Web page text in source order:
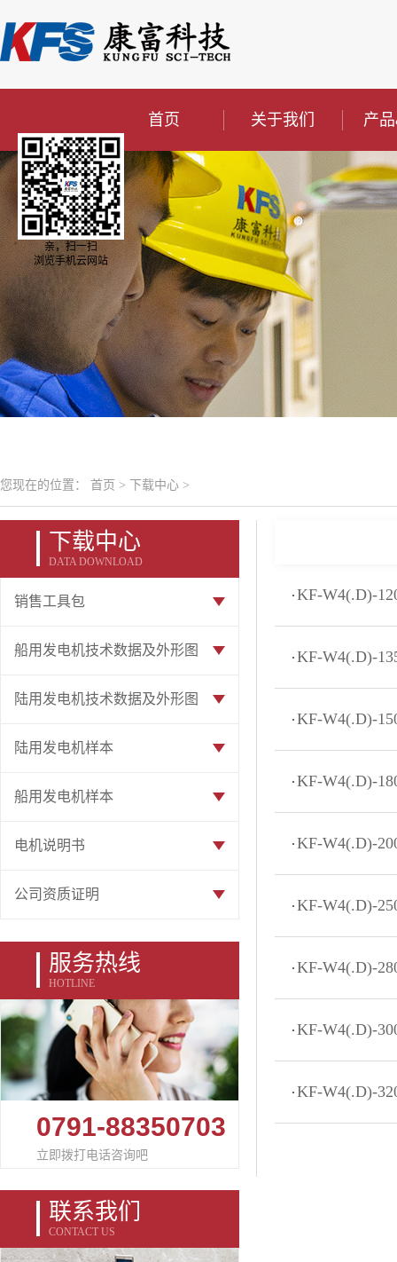
首页 关于我们 产
您现在的位置： 首页 > 下载中心 >
下载中心
DATA DOWNLOAD
销售工具包
船用发电机技术数据及外形图
陆用发电机技术数据及外形图
陆用发电机样本
船用发电机样本
电机说明书
公司资质证明
服务热线
HOTLINE
0791-88350703
立即拨打电话咨询吧
联系我们
CONTACT US
KF-W4(.D)-
KF-W4(.D)-
KF-W4(.D)-
KF-W4(.D)-
KF-W4(.D)-
KF-W4(.D)-
KF-W4(.D)-
KF-W4(.D)-
KF-W4(.D)-
亲，扫一扫
浏览手机云网站